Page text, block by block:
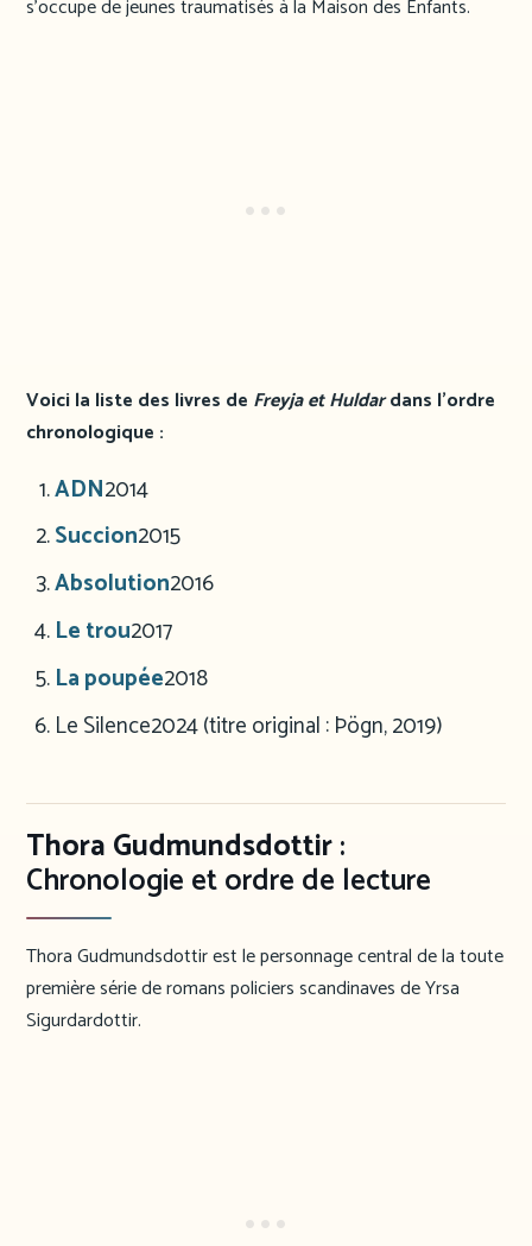
s’occupe de jeunes traumatisés à la Maison des Enfants.
Voici la liste des livres de Freyja et Huldardans l’ordre
chronologique :
ADN2014
Succion2015
Absolution2016
Le trou2017
La poupée2018
Le Silence2024 (titre original : Þögn, 2019)
Thora Gudmundsdottir:
Chronologie et ordre de lecture
Thora Gudmundsdottir est le personnage central de la toute
première série de romans policiers scandinaves de Yrsa
Sigurdardottir.